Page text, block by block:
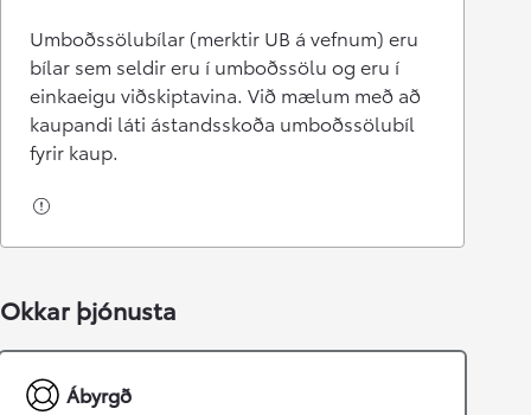
Umboðssölubílar (merktir UB á vefnum) eru
bílar sem seldir eru í umboðssölu og eru í
einkaeigu viðskiptavina. Við mælum með að
kaupandi láti ástandsskoða umboðssölubíl
fyrir kaup.
Okkar þjónusta
Ábyrgð